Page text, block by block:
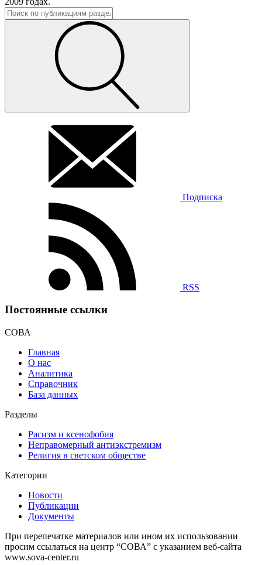
Подписка
RSS
Постоянные ссылки
СОВА
Главная
О нас
Аналитика
Справочник
База данных
Разделы
Расизм и ксенофобия
Неправомерный антиэкстремизм
Религия в светском обществе
Категории
Новости
Публикации
Документы
При перепечатке материалов или ином их использовании
просим ссылаться на центр “СОВА” с указанием веб-сайта
www.sova-center.ru